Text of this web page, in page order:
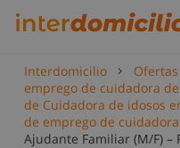
Interdomicilio
emprego de cuidadora
de Cuidadora de idosos
de emprego de
Ajudante Familiar (M/F) –